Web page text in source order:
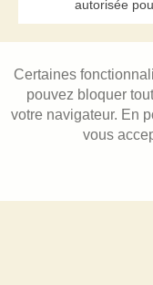
autorisée
Certaines
pouvez bloquer
votre navigateur. En
vous